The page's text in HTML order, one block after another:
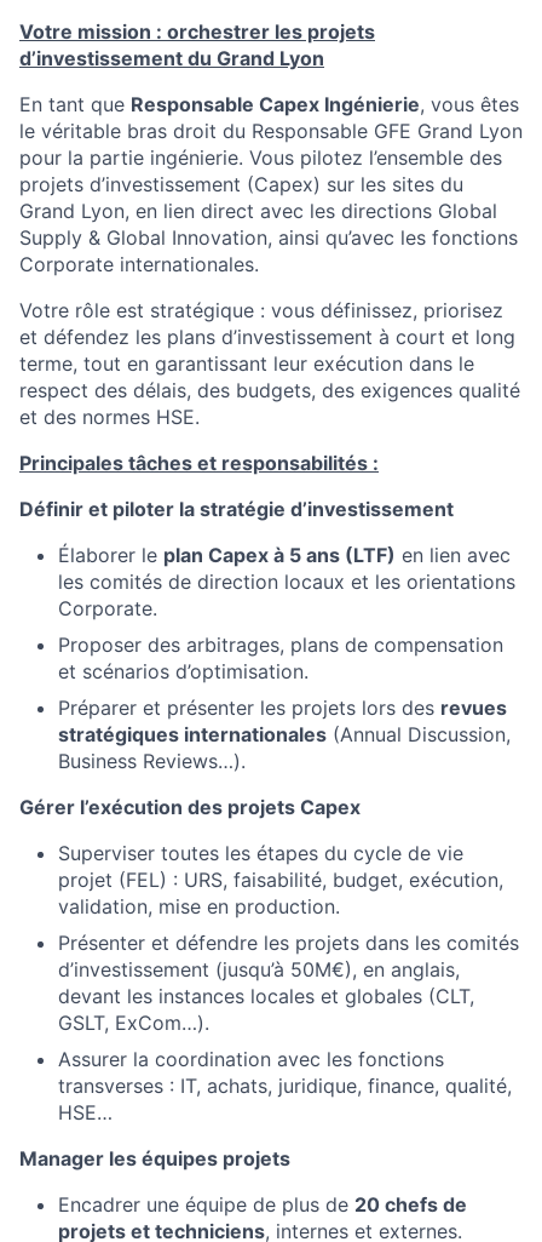
Votre mission : orchestrer les projets
d’investissement du Grand Lyon
En tant que Responsable Capex Ingénierie, vous êtes
le véritable bras droit du Responsable GFE Grand Lyon
pour la partie ingénierie. Vous pilotez l’ensemble des
projets d’investissement (Capex) sur les sites du
Grand Lyon, en lien direct avec les directions Global
Supply & Global Innovation, ainsi qu’avec les fonctions
Corporate internationales.
Votre rôle est stratégique : vous définissez, priorisez
et défendez les plans d’investissement à court et long
terme, tout en garantissant leur exécution dans le
respect des délais, des budgets, des exigences qualité
et des normes HSE.
Principales tâches et responsabilités :
Définir et piloter la stratégie d’investissement
Élaborer le plan Capex à 5 ans (LTF) en lien avec
les comités de direction locaux et les orientations
Corporate.
Proposer des arbitrages, plans de compensation
et scénarios d’optimisation.
Préparer et présenter les projets lors des revues
stratégiques internationales (Annual Discussion,
Business Reviews…).
Gérer l’exécution des projets Capex
Superviser toutes les étapes du cycle de vie
projet (FEL) : URS, faisabilité, budget, exécution,
validation, mise en production.
Présenter et défendre les projets dans les comités
d’investissement (jusqu’à 50M€), en anglais,
devant les instances locales et globales (CLT,
GSLT, ExCom…).
Assurer la coordination avec les fonctions
transverses : IT, achats, juridique, finance, qualité,
HSE…
Manager les équipes projets
Encadrer une équipe de plus de 20 chefs de
projets et techniciens, internes et externes.